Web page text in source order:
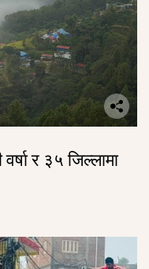
र ३५ जिल्लामा